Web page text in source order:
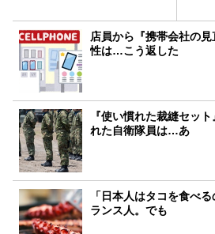
店員から『携帯会社の
性は…こう返した
『使い慣れた裁縫セッ
れた自衛隊員は…あ
「日本人はタコを食べ
ランス人。でも